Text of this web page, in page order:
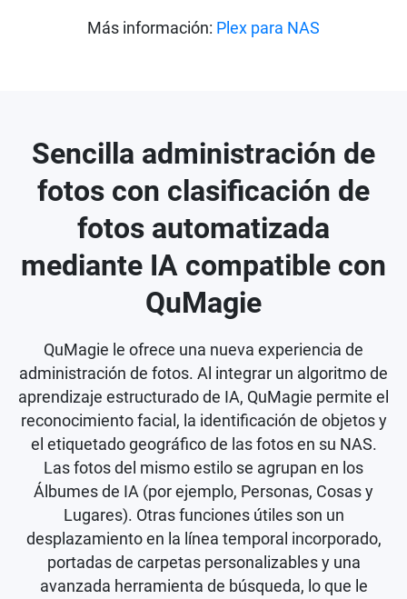
Más información: Plex para NAS
Sencilla administración de
fotos con clasificación de
fotos automatizada
mediante IA compatible con
QuMagie
QuMagie le ofrece una nueva experiencia de
administración de fotos. Al integrar un algoritmo de
aprendizaje estructurado de IA, QuMagie permite el
reconocimiento facial, la identificación de objetos y
el etiquetado geográfico de las fotos en su NAS.
Las fotos del mismo estilo se agrupan en los
Álbumes de IA (por ejemplo, Personas, Cosas y
Lugares). Otras funciones útiles son un
desplazamiento en la línea temporal incorporado,
portadas de carpetas personalizables y una
avanzada herramienta de búsqueda, lo que le